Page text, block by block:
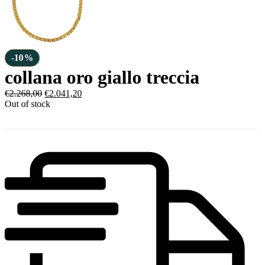
-10%
collana oro giallo treccia
€2.268,00 €2.041,20
Out of stock